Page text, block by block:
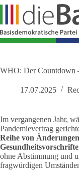
Zum
springen
WHO: Der Countdown
17.07.2025
Im vergangenen Jahr,
Pandemievertrag
Reihe von
ohne Abstimmung und
fragwürdigen